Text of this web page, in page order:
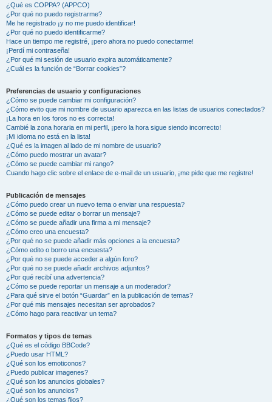
¿Qué es COPPA? (APPCO)
¿Por qué no puedo registrarme?
Me he registrado ¡y no me puedo identificar!
¿Por qué no puedo identificarme?
Hace un tiempo me registré, ¡pero ahora no puedo conectarme!
¡Perdí mi contraseña!
¿Por qué mi sesión de usuario expira automáticamente?
¿Cuál es la función de “Borrar cookies”?
Preferencias de usuario y configuraciones
¿Cómo se puede cambiar mi configuración?
¿Cómo evito que mi nombre de usuario aparezca en las listas de usuarios conectados?
¡La hora en los foros no es correcta!
Cambié la zona horaria en mi perfil, ¡pero la hora sigue siendo incorrecto!
¡Mi idioma no está en la lista!
¿Qué es la imagen al lado de mi nombre de usuario?
¿Cómo puedo mostrar un avatar?
¿Cómo se puede cambiar mi rango?
Cuando hago clic sobre el enlace de e-mail de un usuario, ¡me pide que me registre!
Publicación de mensajes
¿Cómo puedo crear un nuevo tema o enviar una respuesta?
¿Cómo se puede editar o borrar un mensaje?
¿Cómo se puede añadir una firma a mi mensaje?
¿Cómo creo una encuesta?
¿Por qué no se puede añadir más opciones a la encuesta?
¿Cómo edito o borro una encuesta?
¿Por qué no se puede acceder a algún foro?
¿Por qué no se puede añadir archivos adjuntos?
¿Por qué recibí una advertencia?
¿Cómo se puede reportar un mensaje a un moderador?
¿Para qué sirve el botón “Guardar” en la publicación de temas?
¿Por qué mis mensajes necesitan ser aprobados?
¿Cómo hago para reactivar un tema?
Formatos y tipos de temas
¿Qué es el código BBCode?
¿Puedo usar HTML?
¿Qué son los emoticonos?
¿Puedo publicar imagenes?
¿Qué son los anuncios globales?
¿Qué son los anuncios?
¿Qué son los temas fijos?